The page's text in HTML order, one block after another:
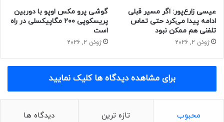
مقاله‌های مرتبط
گفت: «سرویس آسیب‌دیده‌ی BeyondTrust از دسترس خارج شده
عیسی زارع‌پور: اگر مسیر قبلی
ادامه پیدا می‌کرد حتی تماس
تلفنی هم ممکن نبود
ژوئن 2, 2026
گوشی پرو مکس اوپو با دوربین
پریسکوپی ۲۰۰ مگاپیکسلی در راه
است
ژوئن 2, 2026
برای مشاهده دیدگاه ها کلیک نمایید
محبوب تازه ترین دیدگاه ها